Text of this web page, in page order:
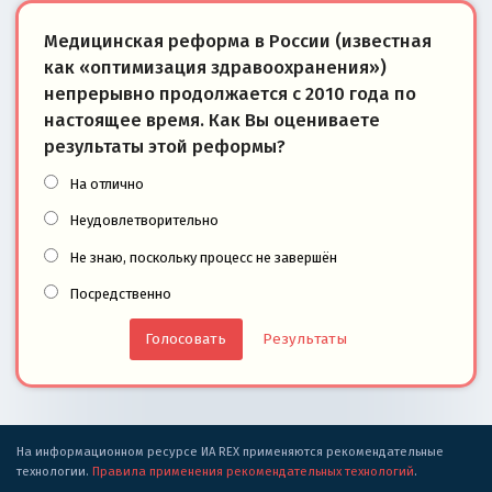
Медицинская реформа в России (известная
как «оптимизация здравоохранения»)
непрерывно продолжается с 2010 года по
настоящее время. Как Вы оцениваете
результаты этой реформы?
На отлично
Неудовлетворительно
Не знаю, поскольку процесс не завершён
Посредственно
Результаты
На информационном ресурсе ИА REX применяются рекомендательные
технологии. Правила применения рекомендательных технологий.